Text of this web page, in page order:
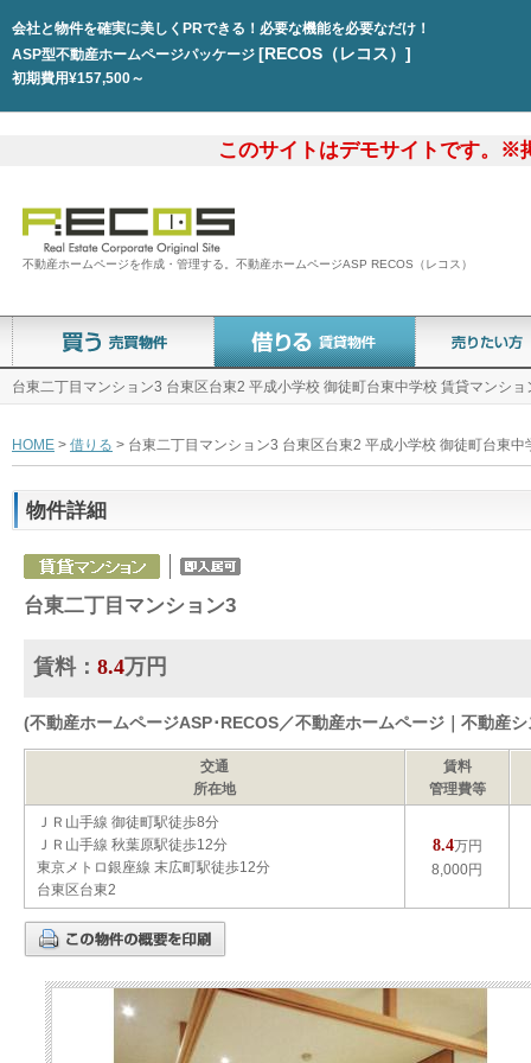
会社と物件を確実に美しくPRできる！必要な機能を必要なだけ！
ASP型不動産ホームページパッケージ [RECOS（レコス）]
初期費用¥157,500～
このサイトはデモサイトです。※
不動産ホームページを作成・管理する。不動産ホームページASP RECOS（レコス）
台東二丁目マンション3 台東区台東2 平成小学校 御徒町台東中学校 賃貸マンシ
HOME > 借りる > 台東二丁目マンション3 台東区台東2 平成小学校 御徒町台東中
物件詳細
台東二丁目マンション3
賃料： 8.4万円
(不動産ホームページASP･RECOS／不動産ホームページ｜不動産
交通
所在地
賃料
管理費等
ＪＲ山手線 御徒町駅徒歩8分
ＪＲ山手線 秋葉原駅徒歩12分
東京メトロ銀座線 末広町駅徒歩12分
台東区台東2
8.4万円
8,000円